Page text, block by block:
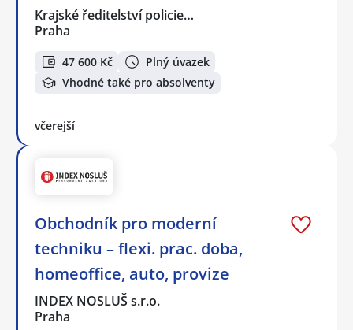
Krajské ředitelství policie…
Praha
47 600 Kč
Plný úvazek
Vhodné také pro absolventy
včerejší
Obchodník pro moderní
techniku – flexi. prac. doba,
homeoffice, auto, provize
INDEX NOSLUŠ s.r.o.
Praha